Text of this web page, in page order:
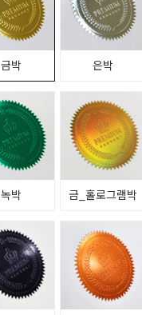
금박 은박
녹박 금_홀로그램박